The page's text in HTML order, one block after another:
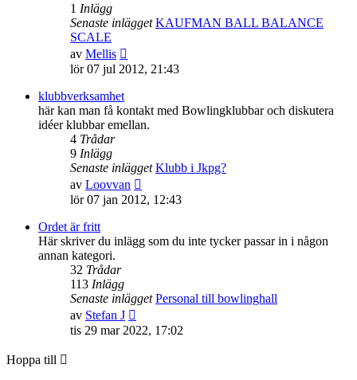
1 Inlägg
Senaste inlägget KAUFMAN BALL BALANCE
SCALE
av Mellis
till
inlägget
lör 07 jul 2012, 21:43
klubbverksamhet
här kan man få kontakt med Bowlingklubbar och diskutera
idéer klubbar emellan.
4 Trådar
9 Inlägg
Senaste inlägget Klubb i Jkpg?
av Loovvan
till
det
inlägget
lör 07 jan 2012, 12:43
Ordet är fritt
Här skriver du inlägg som du inte tycker passar in i någon
annan kategori.
32 Trådar
113 Inlägg
Senaste inlägget Personal till bowlinghall
av Stefan J
till
det
tis 29 mar 2022, 17:02
Hoppa till